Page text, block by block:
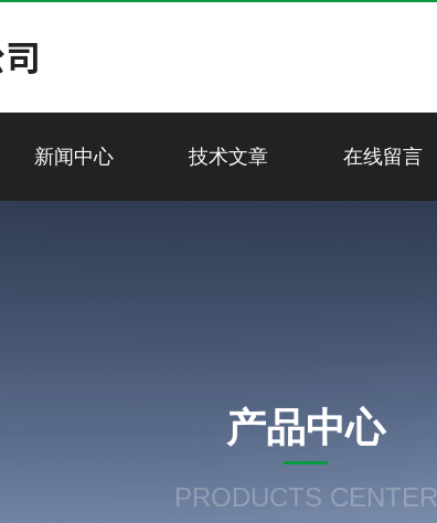
新闻中心 技术文章 在线留言
产品中心
PRODUCTS CENTER